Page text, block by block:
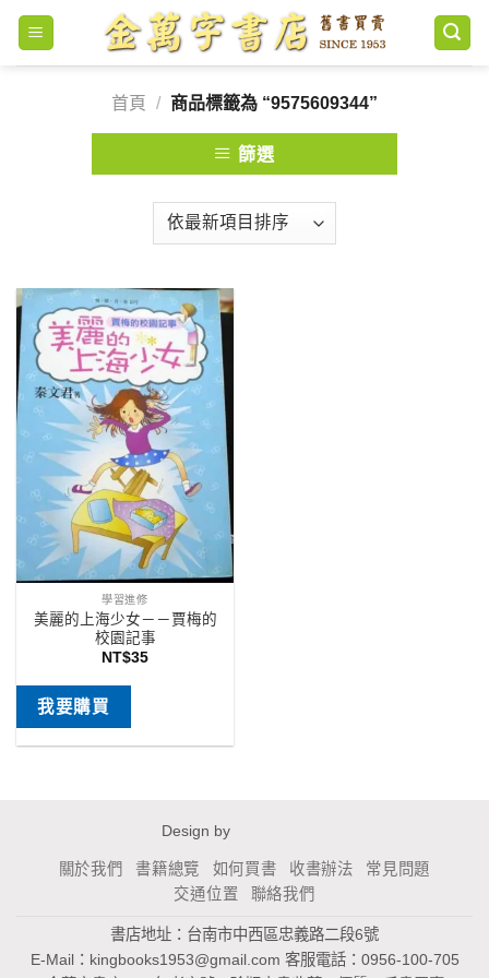
Skip
content
首頁
/ 商品標籤為 “9575609344”
篩選
學習進修
美麗的上海少女－－賈梅的
校園記事
NT$35
我要購買
Design by
關於我們 書籍總覽 如何買書 收書辦法
常見問題
交通位置
聯絡我們
書店地址：台南市中西區忠義路二段6號
E-Mail： kingbooks1953@gmail.com 客服電話：0956-100-705